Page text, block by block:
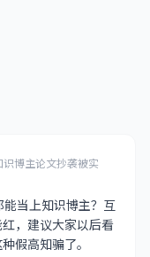
博主论文抄袭被实
当上知识博主？互
，建议大家以后看
假高知骗了。